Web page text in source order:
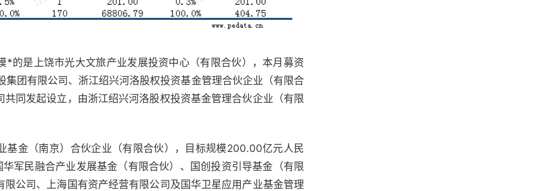
*的是上饶市光大文旅产业发展投资中心（有限合伙），本月募资
集团有限公司、浙江绍兴河洛股权投资基金管理合伙企业（有限合
同发起设立，由浙江绍兴河洛股权投资基金管理合伙企业（有限
基金（南京）合伙企业（有限合伙），目标规模200.00亿元人民
军民融合产业发展基金（有限合伙）、国创投资引导基金（有限
公司、上海国有资产经营有限公司及国华卫星应用产业基金管理